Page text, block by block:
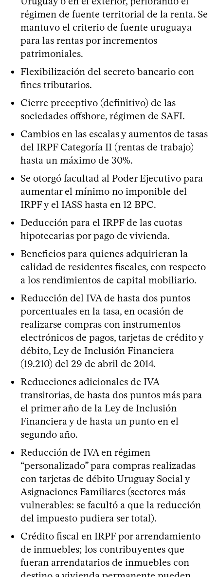
régimen de fuente territorial de la renta. Se
mantuvo el criterio de fuente uruguaya
para las rentas por incrementos
patrimoniales.
Flexibilización del secreto bancario con
fines tributarios.
Cierre preceptivo (definitivo) de las
sociedades offshore, régimen de SAFI.
Cambios en las escalas y aumentos de tasas
del IRPF Categoría II (rentas de trabajo)
hasta un máximo de 30%.
Se otorgó facultad al Poder Ejecutivo para
aumentar el mínimo no imponible del
IRPF y el IASS hasta en 12 BPC.
Deducción para el IRPF de las cuotas
hipotecarias por pago de vivienda.
Beneficios para quienes adquirieran la
calidad de residentes fiscales, con respecto
a los rendimientos de capital mobiliario.
Reducción del IVA de hasta dos puntos
porcentuales en la tasa, en ocasión de
realizarse compras con instrumentos
electrónicos de pagos, tarjetas de crédito y
débito, Ley de Inclusión Financiera
(19.210) del 29 de abril de 2014.
Reducciones adicionales de IVA
transitorias, de hasta dos puntos más para
el primer año de la Ley de Inclusión
Financiera y de hasta un punto en el
segundo año.
Reducción de IVA en régimen
“personalizado” para compras realizadas
con tarjetas de débito Uruguay Social y
Asignaciones Familiares (sectores más
vulnerables: se facultó a que la reducción
del impuesto pudiera ser total).
Crédito fiscal en IRPF por arrendamiento
de inmuebles; los contribuyentes que
fueran arrendatarios de inmuebles con